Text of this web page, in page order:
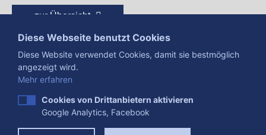
zur Übersicht
Presse Impressum Datenschutzerklärung
Diese Webseite benutzt Cookies
Diese Website verwendet Cookies, damit sie bestmöglich
angezeigt wird.
Mehr erfahren
Cookies von Drittanbietern aktivieren
Google Analytics, Facebook